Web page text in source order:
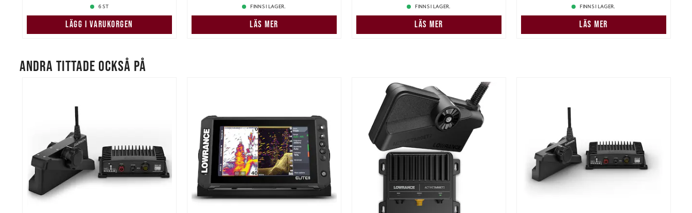
6 ST
LÄGG I VARUKORGEN
FINNS I LAGER.
LÄS MER
FINNS I LAGER.
LÄS MER
FINNS I LAGER.
LÄS MER
ANDRA TITTADE OCKSÅ PÅ